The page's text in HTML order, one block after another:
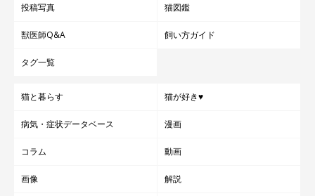
投稿写真 猫図鑑
獣医師Q&A 飼い方ガイド
タグ一覧
猫と暮らす 猫が好き♥
病気・症状データベース 漫画
コラム 動画
画像 解説